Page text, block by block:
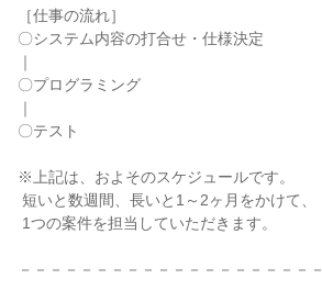
［仕事の流れ］
〇システム内容の打合せ・仕様決定
｜
〇プログラミング
｜
〇テスト
※上記は、およそのスケジュールです。
－－－－－－－－－－－－－－－－－－－－